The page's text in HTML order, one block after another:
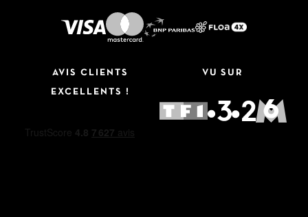
AVIS CLIENTS
EXCELLENTS !
VU SUR